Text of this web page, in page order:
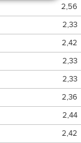
2,56
2,33
2,42
2,33
2,33
2,36
2,44
2,42